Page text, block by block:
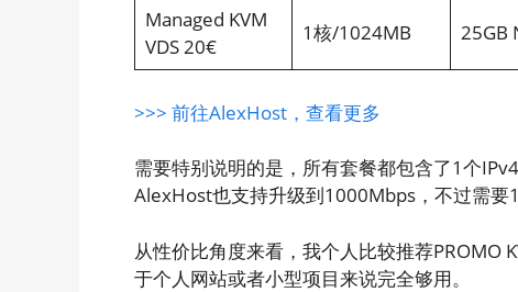
Managed KVM
VDS 20€
1核/1024MB 25GB
>>> 前往AlexHost，查看更多
需要特别说明的是，所有套餐都包含了1个
AlexHost也支持升级到1000Mbps，不过需要
从性价比角度来看，我个人比较推荐PROMO
于个人网站或者小型项目来说完全够用。